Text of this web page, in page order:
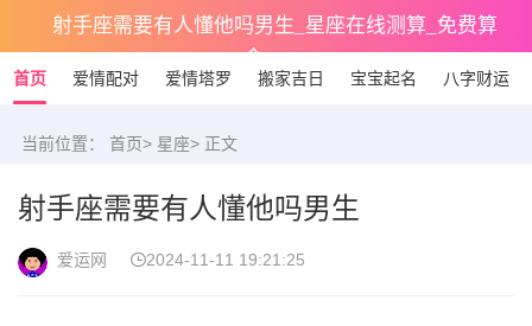
射手座需要有人懂他吗男生_星座在线测算_免费算
命
首页 爱情配对 爱情塔罗 搬家吉日 宝宝起名 八字财运
当前位置： 首页> 星座> 正文
射手座需要有人懂他吗男生
爱运网 2024-11-11 19:21:25